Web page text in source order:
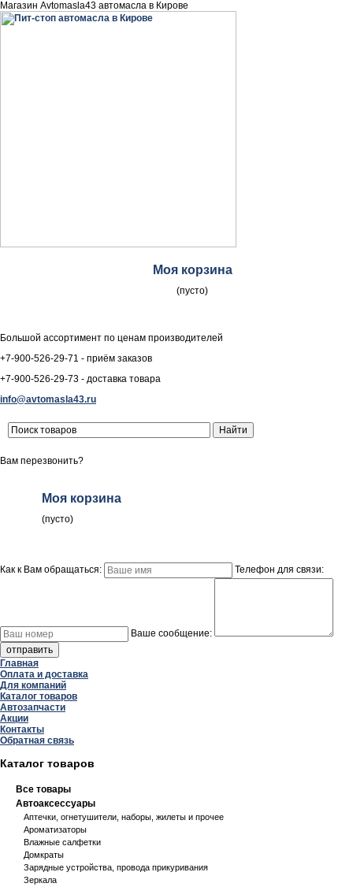
Магазин Avtomasla43 автомасла в Кирове
Моя корзина
(пусто)
Большой ассортимент по ценам производителей
+7-900-526-29-71 - приём заказов
+7-900-526-29-73 - доставка товара
info@avtomasla43.ru
Вам перезвонить?
Моя корзина
(пусто)
Как к Вам обращаться: Телефон для связи:
Ваше сообщение:
Главная
Оплата и доставка
Для компаний
Каталог товаров
Автозапчасти
Акции
Контакты
Обратная связь
Каталог товаров
Все товары
Автоаксессуары
Аптечки, огнетушители, наборы, жилеты и прочее
Ароматизаторы
Влажные салфетки
Домкраты
Зарядные устройства, провода прикуривания
Зеркала